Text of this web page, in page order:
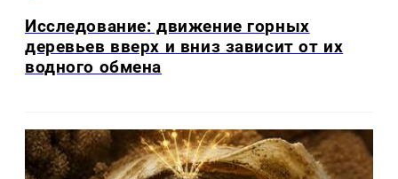
Исследование: движение горных
деревьев вверх и вниз зависит от их
водного обмена